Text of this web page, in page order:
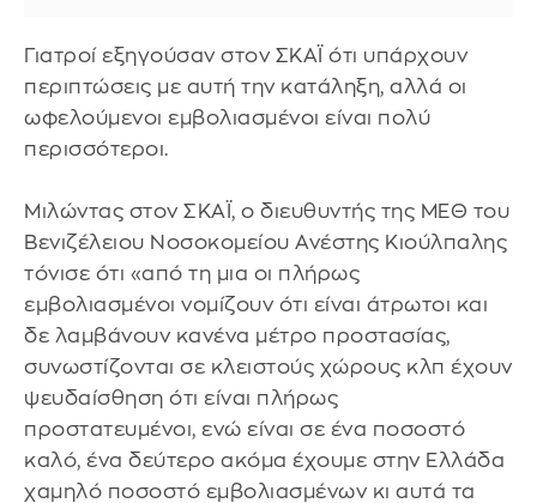
Γιατροί εξηγούσαν στον ΣΚΑΪ ότι υπάρχουν
περιπτώσεις με αυτή την κατάληξη, αλλά οι
ωφελούμενοι εμβολιασμένοι είναι πολύ
περισσότεροι.
Μιλώντας στον ΣΚΑΪ, ο διευθυντής της ΜΕΘ του
Βενιζέλειου Νοσοκομείου Ανέστης Κιούλπαλης
τόνισε ότι «από τη μια οι πλήρως
εμβολιασμένοι νομίζουν ότι είναι άτρωτοι και
δε λαμβάνουν κανένα μέτρο προστασίας,
συνωστίζονται σε κλειστούς χώρους κλπ έχουν
ψευδαίσθηση ότι είναι πλήρως
προστατευμένοι, ενώ είναι σε ένα ποσοστό
καλό, ένα δεύτερο ακόμα έχουμε στην Ελλάδα
χαμηλό ποσοστό εμβολιασμένων κι αυτά τα